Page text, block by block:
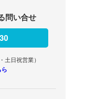
問い合せ
土日祝営業）